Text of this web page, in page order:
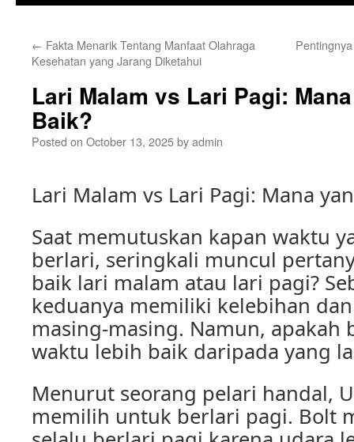
← Fakta Menarik Tentang Manfaat Olahraga
Kesehatan yang Jarang Diketahui
Lari Malam vs Lari Pagi:
Baik?
Posted on October 13, 2025byadmin
Lari Malam vs Lari Pagi: Mana
Saat memutuskan kapan waktu
berlari, seringkali muncul
baik lari malam atau lari pagi?
keduanya memiliki kelebihan
masing-masing. Namun, apakah
waktu lebih baik daripada yang
Menurut seorang pelari handal,
memilih untuk berlari pagi. Bolt